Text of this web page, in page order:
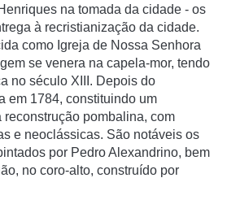
na tomada da cidade - os
à recristianização da cidade.
como Igreja de Nossa Senhora
se venera na capela-mor, tendo
no século XIII. Depois do
em 1784, constituindo um
pombalina, com
e neoclássicas. São notáveis os
por Pedro Alexandrino, bem
no coro-alto, construído por